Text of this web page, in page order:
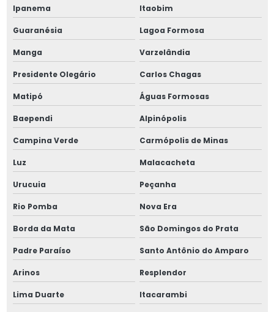
Punções perfuradores rivkle
Rivkle e acessórios
Rosca postiça m16
Ipanema Itaobim
Guaranésia Lagoa Formosa
Manga Varzelândia
Presidente Olegário Carlos Chagas
Matipó Águas Formosas
Baependi Alpinópolis
Campina Verde Carmópolis de Minas
Luz Malacacheta
Urucuia Peçanha
Rio Pomba Nova Era
Borda da Mata São Domingos do Prata
Padre Paraíso Santo Antônio do Amparo
Arinos Resplendor
Lima Duarte Itacarambi